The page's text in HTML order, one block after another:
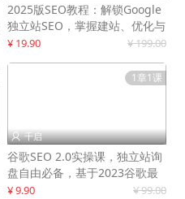
2025版SEO教程：解锁Google
独立站SEO，掌握建站、优化与
变现技巧
¥ 19.90 ¥ 199.00
1章1课
 千启
谷歌SEO 2.0实操课，独立站询
盘自由必备，基于2023谷歌最
新算法录制
¥ 9.90 ¥ 99.00